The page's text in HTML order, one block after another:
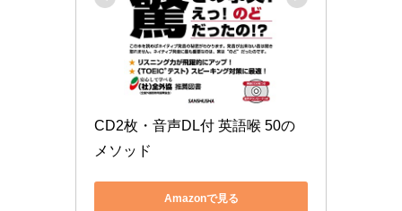
CD2枚・音声DL付 英語喉 50の
メソッド
Amazonで見る